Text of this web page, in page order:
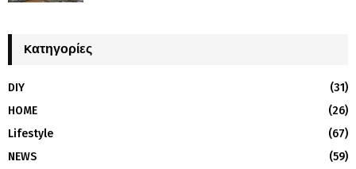
Kατηγορίες
DIY
(31)
HOME
(26)
Lifestyle
(67)
NEWS
(59)